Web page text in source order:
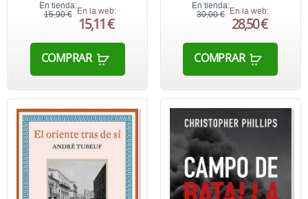
En tienda:
15,90 € En la web:
15,11 €
COMPRAR
En tienda:
30,00 €
En la web:
28,50 €
COMPRAR